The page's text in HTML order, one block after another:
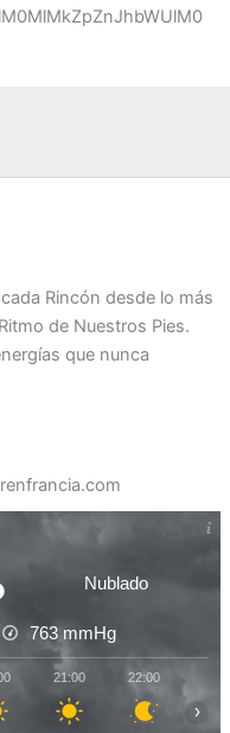
Rincón desde lo más
de Nuestros Pies.
que nunca
Nublado
763mmHg
21:00 22:00
›